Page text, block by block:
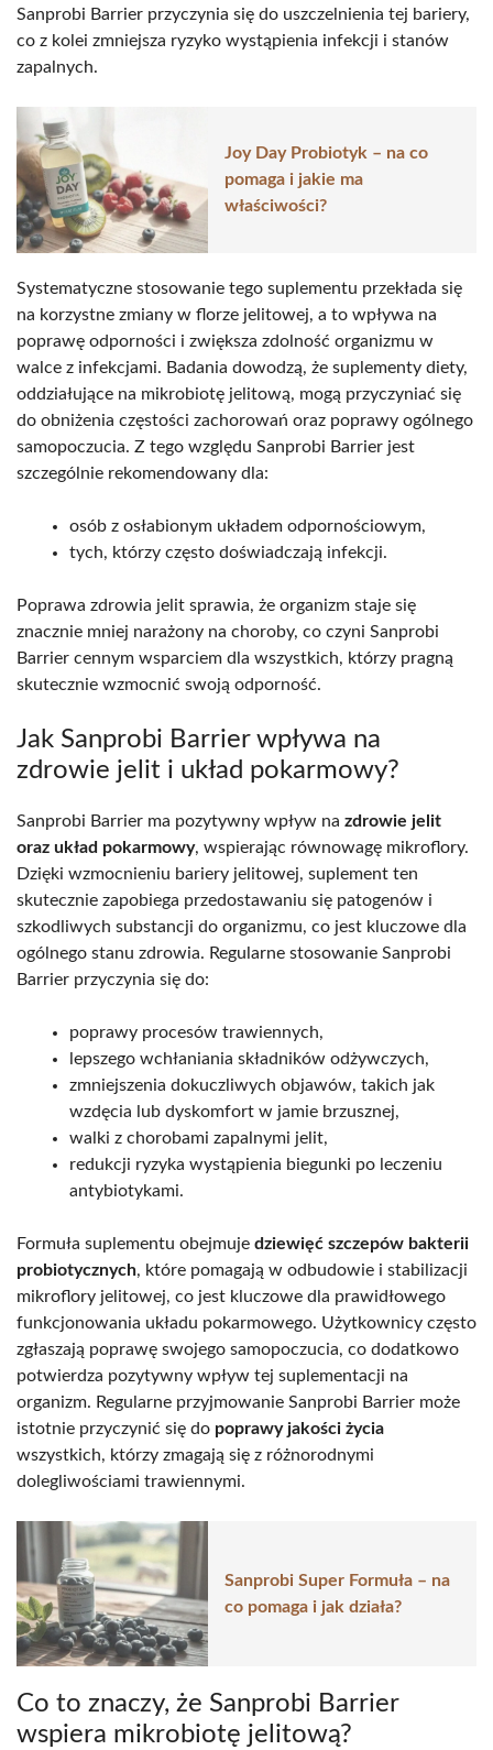
Sanprobi Barrier przyczynia się do uszczelnienia tej bariery,
co z kolei zmniejsza ryzyko wystąpienia infekcji i stanów
zapalnych.
Joy Day Probiotyk – na co
pomaga i jakie ma
właściwości?
Systematyczne stosowanie tego suplementu przekłada się
na korzystne zmiany w florze jelitowej, a to wpływa na
poprawę odporności i zwiększa zdolność organizmu w
walce z infekcjami. Badania dowodzą, że suplementy diety,
oddziałujące na mikrobiotę jelitową, mogą przyczyniać się
do obniżenia częstości zachorowań oraz poprawy ogólnego
samopoczucia. Z tego względu Sanprobi Barrier jest
szczególnie rekomendowany dla:
osób z osłabionym układem odpornościowym,
tych, którzy często doświadczają infekcji.
Poprawa zdrowia jelit sprawia, że organizm staje się
znacznie mniej narażony na choroby, co czyni Sanprobi
Barrier cennym wsparciem dla wszystkich, którzy pragną
skutecznie wzmocnić swoją odporność.
Jak Sanprobi Barrier wpływa na
zdrowie jelit i układ pokarmowy?
Sanprobi Barrier ma pozytywny wpływ na zdrowie jelit
oraz układ pokarmowy, wspierając równowagę mikroflory.
Dzięki wzmocnieniu bariery jelitowej, suplement ten
skutecznie zapobiega przedostawaniu się patogenów i
szkodliwych substancji do organizmu, co jest kluczowe dla
ogólnego stanu zdrowia. Regularne stosowanie Sanprobi
Barrier przyczynia się do:
poprawy procesów trawiennych,
lepszego wchłaniania składników odżywczych,
zmniejszenia dokuczliwych objawów, takich jak
wzdęcia lub dyskomfort w jamie brzusznej,
walki z chorobami zapalnymi jelit,
redukcji ryzyka wystąpienia biegunki po leczeniu
antybiotykami.
Formuła suplementu obejmuje dziewięć szczepów bakterii
probiotycznych, które pomagają w odbudowie i stabilizacji
mikroflory jelitowej, co jest kluczowe dla prawidłowego
funkcjonowania układu pokarmowego. Użytkownicy często
zgłaszają poprawę swojego samopoczucia, co dodatkowo
potwierdza pozytywny wpływ tej suplementacji na
organizm. Regularne przyjmowanie Sanprobi Barrier może
istotnie przyczynić się do poprawy jakości życia
wszystkich, którzy zmagają się z różnorodnymi
dolegliwościami trawiennymi.
Sanprobi Super Formuła – na
co pomaga i jak działa?
Co to znaczy, że Sanprobi Barrier
wspiera mikrobiotę jelitową?